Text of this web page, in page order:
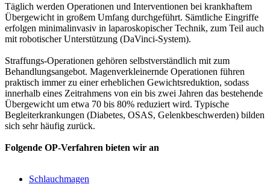
Täglich werden Operationen und Interventionen bei krankhaftem
Übergewicht in großem Umfang durchgeführt. Sämtliche Eingriffe
erfolgen minimalinvasiv in laparoskopischer Technik, zum Teil auch
mit robotischer Unterstützung (DaVinci-System).
Straffungs-Operationen gehören selbstverständlich mit zum
Behandlungsangebot. Magenverkleinernde Operationen führen
praktisch immer zu einer erheblichen Gewichtsreduktion, sodass
innerhalb eines Zeitrahmens von ein bis zwei Jahren das bestehende
Übergewicht um etwa 70 bis 80% reduziert wird. Typische
Begleiterkrankungen (Diabetes, OSAS, Gelenkbeschwerden) bilden
sich sehr häufig zurück.
Folgende OP-Verfahren bieten wir an
Schlauchmagen